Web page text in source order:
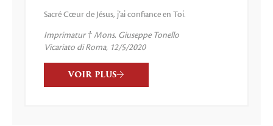
Sacré Cœur de Jésus, j’ai confiance en Toi.
Imprimatur † Mons. Giuseppe Tonello
Vicariato di Roma, 12/5/2020
VOIR PLUS